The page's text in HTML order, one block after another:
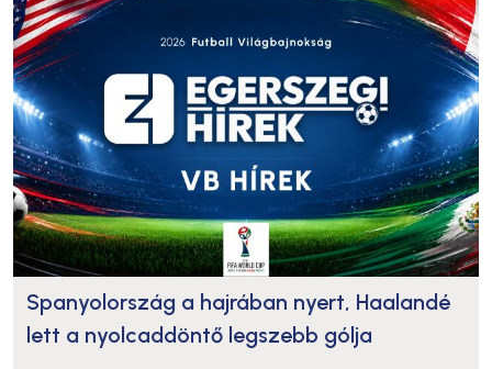
Spanyolország a hajrában nyert, Haalandé
lett a nyolcaddöntő legszebb gólja